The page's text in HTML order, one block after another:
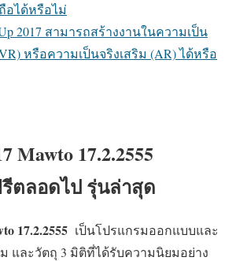
ได้หรือไม่
2017 สามารถสร้างงานในความเป็น
หรือความเป็นจริงเสริม (AR) ได้หรือ
Mawto 17.2.2555
ตลอดไป รุ่นล่าสุด
17.2.2555 เป็นโปรแกรมออกแบบและ
และวัตถุ 3 มิติที่ได้รับความนิยมอย่าง